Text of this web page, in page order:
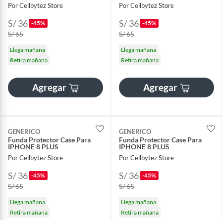
Por Cellbytez Store
S/ 36 -45%
S/ 65
Llega mañana
Retira mañana
Agregar
Por Cellbytez Store
S/ 36 -45%
S/ 65
Llega mañana
Retira mañana
Agregar
GENERICO
Funda Protector Case Para
IPHONE 8 PLUS
Por Cellbytez Store
S/ 36 -45%
S/ 65
Llega mañana
Retira mañana
GENERICO
Funda Protector Case Para
IPHONE 8 PLUS
Por Cellbytez Store
S/ 36 -45%
S/ 65
Llega mañana
Retira mañana